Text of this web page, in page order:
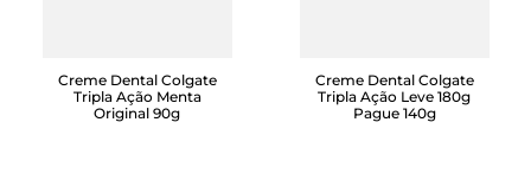
Creme Dental Colgate
Tripla Ação Menta
Original 90g
Creme Dental Colgate
Tripla Ação Leve 180g
Pague 140g